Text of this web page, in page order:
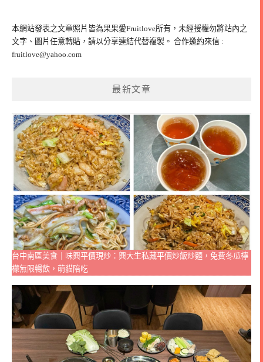
字:
本網站發表之文章照片皆為果果愛Fruitlove所有，未經授權勿將站內之
文字、圖片任意轉貼，請以分享連結代替複製。 合作邀約來信 :
fruitlove@yahoo.com
最新文章
台中南區美食｜味興平價現炒：興大生私藏平價炒飯炒麵，免費冬瓜檸
檬無限暢飲，萌貓陪吃